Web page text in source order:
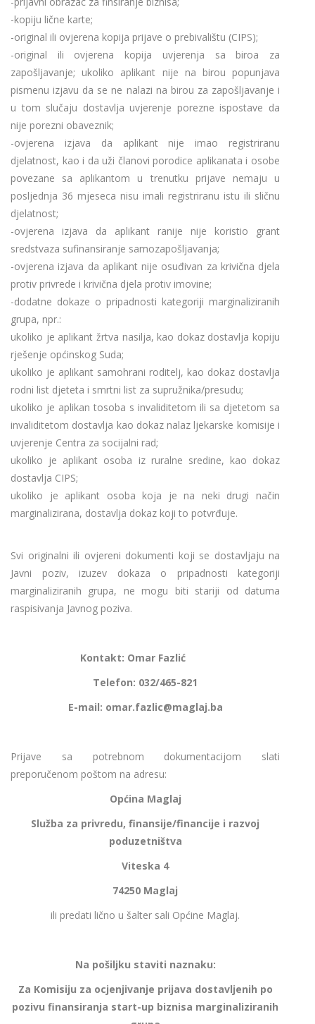
-kopiju lične karte;
-original ili ovjerena kopija prijave o prebivalištu (CIPS);
-original ili ovjerena kopija uvjerenja sa biroa za
zapošljavanje; ukoliko aplikant nije na birou popunjava
pismenu izjavu da se ne nalazi na birou za zapošljavanje i
u tom slučaju dostavlja uvjerenje porezne ispostave da
nije porezni obaveznik;
-ovjerena izjava da aplikant nije imao registriranu
djelatnost, kao i da uži članovi porodice aplikanata i osobe
povezane sa aplikantom u trenutku prijave nemaju u
posljednja 36 mjeseca nisu imali registriranu istu ili sličnu
djelatnost;
-ovjerena izjava da aplikant ranije nije koristio grant
sredstvaza sufinansiranje samozapošljavanja;
-ovjerena izjava da aplikant nije osuđivan za krivična djela
protiv privrede i krivična djela protiv imovine;
-dodatne dokaze o pripadnosti kategoriji marginaliziranih
grupa, npr.:
ukoliko je aplikant žrtva nasilja, kao dokaz dostavlja kopiju
rješenje općinskog Suda;
ukoliko je aplikant samohrani roditelj, kao dokaz dostavlja
rodni list djeteta i smrtni list za supružnika/presudu;
ukoliko je aplikan tosoba s invaliditetom ili sa djetetom sa
invaliditetom dostavlja kao dokaz nalaz ljekarske komisije i
uvjerenje Centra za socijalni rad;
ukoliko je aplikant osoba iz ruralne sredine, kao dokaz
dostavlja CIPS;
ukoliko je aplikant osoba koja je na neki drugi način
marginalizirana, dostavlja dokaz koji to potvrđuje.
Svi originalni ili ovjereni dokumenti koji se dostavljaju na
Javni poziv, izuzev dokaza o pripadnosti kategoriji
marginaliziranih grupa, ne mogu biti stariji od datuma
raspisivanja Javnog poziva.
Kontakt: Omar Fazlić
Telefon: 032/465-821
E-mail: omar.fazlic@maglaj.ba
Prijave sa potrebnom dokumentacijom slati
preporučenom poštom na adresu:
Općina Maglaj
Služba za privredu, finansije/financije i razvoj
poduzetništva
Viteska 4
74250 Maglaj
ili predati lično u šalter sali Općine Maglaj.
Na pošiljku staviti naznaku:
Za Komisiju za ocjenjivanje prijava dostavljenih po
pozivu finansiranja start-up biznisa marginaliziranih